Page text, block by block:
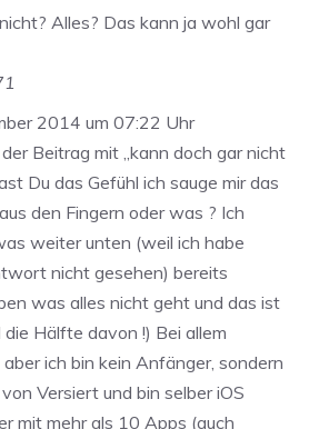
Alles? Das kann ja wohl gar
2014 um 07:22 Uhr
Beitrag mit „kann doch gar nicht
Du das Gefühl ich sauge mir das
den Fingern oder was ? Ich
weiter unten (weil ich habe
nicht gesehen) bereits
was alles nicht geht und das ist
die Hälfte davon !) Bei allem
aber ich bin kein Anfänger, sondern
Versiert und bin selber iOS
mit mehr als 10 Apps (auch